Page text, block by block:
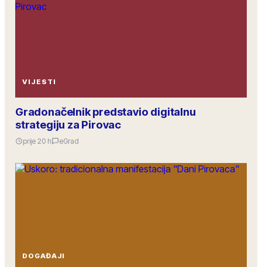
VIJESTI
Gradonačelnik predstavio digitalnu
strategiju za Pirovac
prije 20 h eGrad
DOGAĐAJI